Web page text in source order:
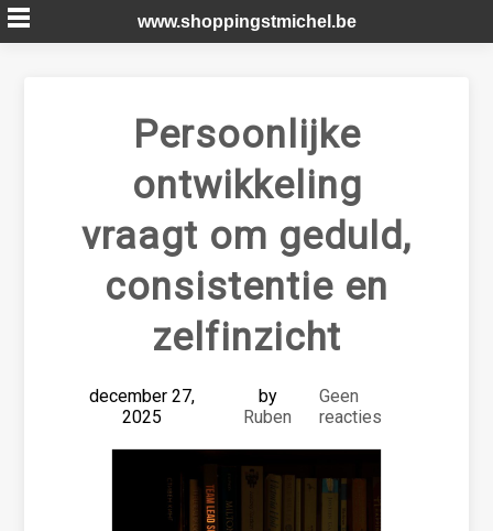
Skip
to
www.shoppingstmichel.be
Persoonlijke
ontwikkeling
vraagt om geduld,
consistentie en
zelfinzicht
december 27,
2025
by
Ruben
Geen
reacties